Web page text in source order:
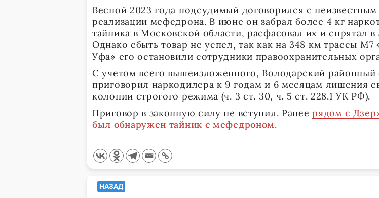
Весной 2023 года подсудимый договорился с
реализации мефедрона. В июне он забрал более 4 кг
тайника в Московской области, расфасовал их и спрятал
Однако сбыть товар не успел, так как на 348 км трассы М7
Уфа» его остановили сотрудники правоохранительных
С учетом всего вышеизложенного, Володарский районный
приговорил наркодилера к 9 годам и 6 месяцам лишения
колонии строгого режима (ч. 3 ст. 30, ч. 5 ст. 228.1 УК РФ).
Приговор в законную силу не вступил. Ранеерядом с
был обнаружен тайник с мефедроном.
<span
НАЗАД